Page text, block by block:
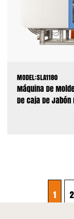
MODEL:SLA1180
Máquina De
De Caja De Jabón
1 2